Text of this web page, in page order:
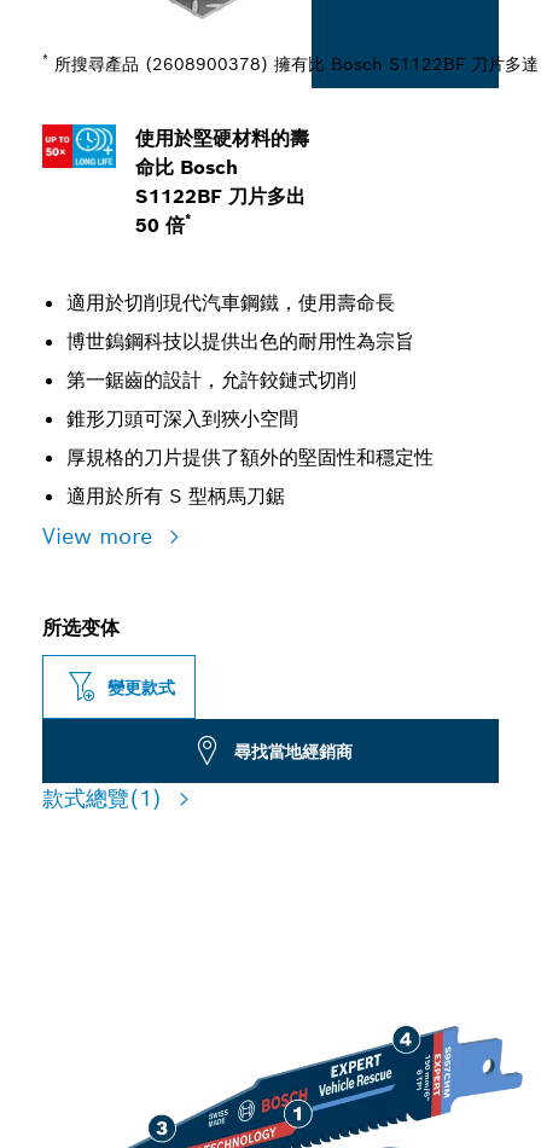
使用於堅硬材料的壽
命比 Bosch
S1122BF 刀片多出
50 倍*
適用於切削現代汽車鋼鐵，使用壽命長
博世鎢鋼科技以提供出色的耐用性為宗旨
第一鋸齒的設計，允許鉸鏈式切削
錐形刀頭可深入到狹小空間
厚規格的刀片提供了額外的堅固性和穩定性
適用於所有 S 型柄馬刀鋸
View more
* 所搜尋產品 (2608900378) 擁有比 Bosch S1122BF 刀片多
所选变体
變更款式
尋找當地經銷商
款式總覽(1)